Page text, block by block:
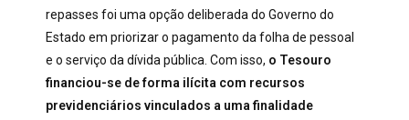
repasses foi uma opção deliberada do Governo do
Estado em priorizar o pagamento da folha de pessoal
e o serviço da dívida pública. Com isso, o Tesouro
financiou-se de forma ilícita com recursos
previdenciários vinculados a uma finalidade